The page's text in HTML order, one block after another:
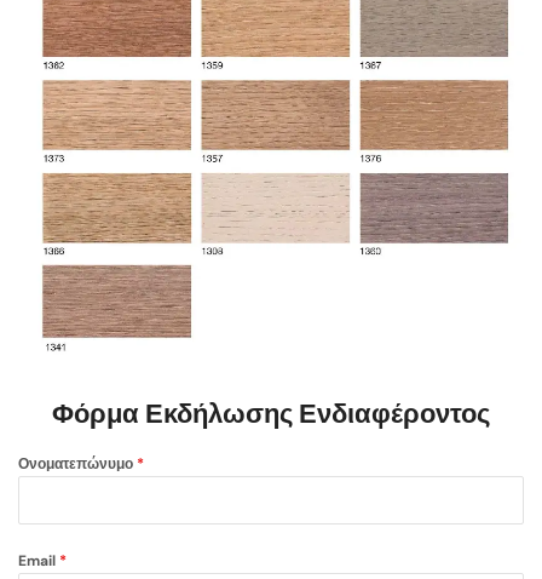
Φόρμα Εκδήλωσης Ενδιαφέροντος
Ονοματεπώνυμο *
Email *